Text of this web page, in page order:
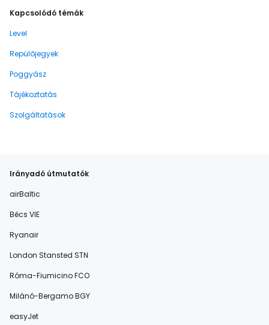
Kapcsolódó témák
Level
Repülőjegyek
Poggyász
Tájékoztatás
Szolgáltatások
Irányadó útmutatók
airBaltic
Bécs VIE
Ryanair
London Stansted STN
Róma-Fiumicino FCO
Milánó-Bergamo BGY
easyJet